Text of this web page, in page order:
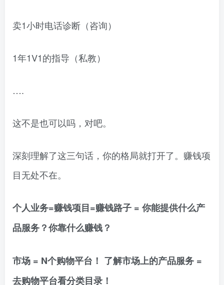
卖1小时电话诊断（咨询）
1年1V1的指导（私教）
….
这不是也可以吗，对吧。
深刻理解了这三句话，你的格局就打开了。赚钱项
目无处不在。
个人业务=赚钱项目=赚钱路子 = 你能提供什么产
品服务？你靠什么赚钱？
市场 = N个购物平台！ 了解市场上的产品服务 =
去购物平台看分类目录！